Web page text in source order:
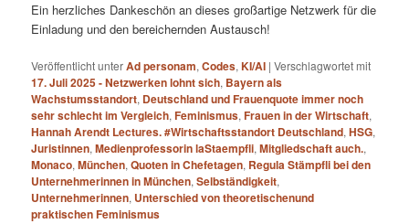
Ein herzliches Dankeschön an dieses großartige Netzwerk für die
Einladung und den bereichernden Austausch!
Veröffentlicht unterAd personam,Codes,KI/AI |Verschlagwortet mit
17. Juli 2025 - Netzwerken lohnt sich, Bayern als
Wachstumsstandort, Deutschland und Frauenquote immer noch
sehr schlecht im Vergleich,Feminismus,Frauen in der Wirtschaft,
Hannah Arendt Lectures. #Wirtschaftsstandort Deutschland,HSG,
Juristinnen,Medienprofessorin laStaempfli,Mitgliedschaft auch.,
Monaco,München,Quoten in Chefetagen, Regula Stämpfli bei den
Unternehmerinnen in München,Selbständigkeit,
Unternehmerinnen, Unterschied von theoretischenund
praktischen Feminismus